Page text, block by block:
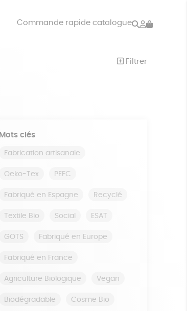
Commande rapide catalogue Rechercher
Mon
Filtrer
Mots clés
Fabrication artisanale
Oeko-Tex PEFC
Fabriqué en Espagne Recyclé
Textile Bio Social ESAT
GOTS Fabriqué en Europe
Fabriqué en France
Agriculture Biologique Vegan
Biodégradable Cosme Bio